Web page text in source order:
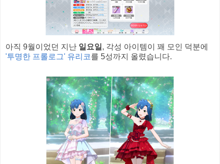
아직 9월이었던 지난 일요일 , 각성 아이템이 꽤 모인 덕분에
'투명한 프롤로그' 유리코를 5성까지 올렸습니다.